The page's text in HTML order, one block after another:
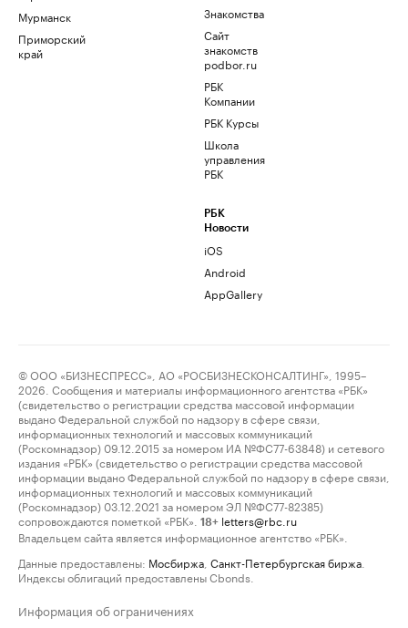
Мурманск
Приморский
край
Знакомства
Сайт
знакомств
podbor.ru
РБК
Компании
РБК Курсы
Школа
управления
РБК
РБК
Новости
iOS
Android
AppGallery
© ООО «БИЗНЕСПРЕСС», АО «РОСБИЗНЕСКОНСАЛТИНГ», 1995–
2026. Сообщения и материалы информационного агентства «РБК»
(свидетельство о регистрации средства массовой информации
выдано Федеральной службой по надзору в сфере связи,
информационных технологий и массовых коммуникаций
(Роскомнадзор) 09.12.2015 за номером ИА №ФС77-63848) и сетевого
издания «РБК» (свидетельство о регистрации средства массовой
информации выдано Федеральной службой по надзору в сфере связи,
информационных технологий и массовых коммуникаций
(Роскомнадзор) 03.12.2021 за номером ЭЛ №ФС77-82385)
сопровождаются пометкой «РБК».
18+ letters@rbc.ru
Владельцем сайта является информационное агентство «РБК».
Данные предоставлены: Мосбиржа Санкт-Петербургская биржа
Индексы облигаций предоставлены Cbonds.
Информация об ограничениях